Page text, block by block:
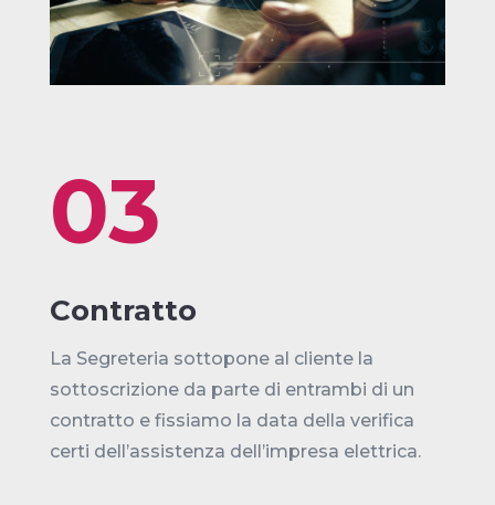
03
Contratto
La Segreteria sottopone al cliente la
sottoscrizione da parte di entrambi di un
contratto e fissiamo la data della verifica
certi dell’assistenza dell’impresa elettrica.